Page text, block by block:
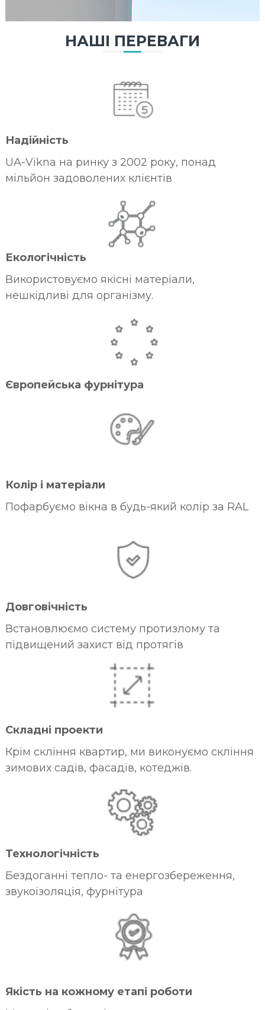
НАШІ ПЕРЕВАГИ
Надійність
UA-Vikna на ринку з 2002 року, понад
мільйон задоволених клієнтів
Екологічність
Використовуємо якісні матеріали,
нешкідливі для організму.
Європейська фурнітура
Колір і матеріали
Пофарбуємо вікна в будь-який колір за RAL
Довговічність
Встановлюємо систему протизлому та
підвищений захист від протягів
Складні проекти
Крім скління квартир, ми виконуємо скління
зимових садів, фасадів, котеджів.
Технологічність
Бездоганні тепло- та енергозбереження,
звукоізоляція, фурнітура
Якість на кожному етапі роботи